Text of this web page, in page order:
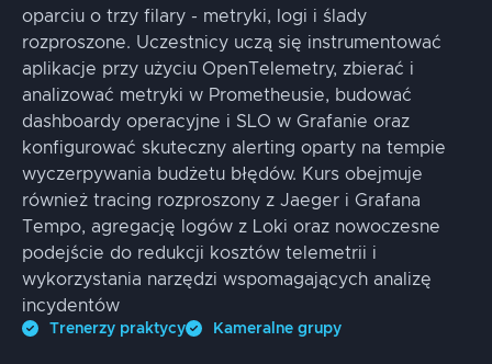
oparciu o trzy filary - metryki, logi i ślady
rozproszone. Uczestnicy uczą się instrumentować
aplikacje przy użyciu OpenTelemetry, zbierać i
analizować metryki w Prometheusie, budować
dashboardy operacyjne i SLO w Grafanie oraz
konfigurować skuteczny alerting oparty na tempie
wyczerpywania budżetu błędów. Kurs obejmuje
również tracing rozproszony z Jaeger i Grafana
Tempo, agregację logów z Loki oraz nowoczesne
podejście do redukcji kosztów telemetrii i
wykorzystania narzędzi wspomagających analizę
incydentów
Trenerzy praktycy Kameralne grupy